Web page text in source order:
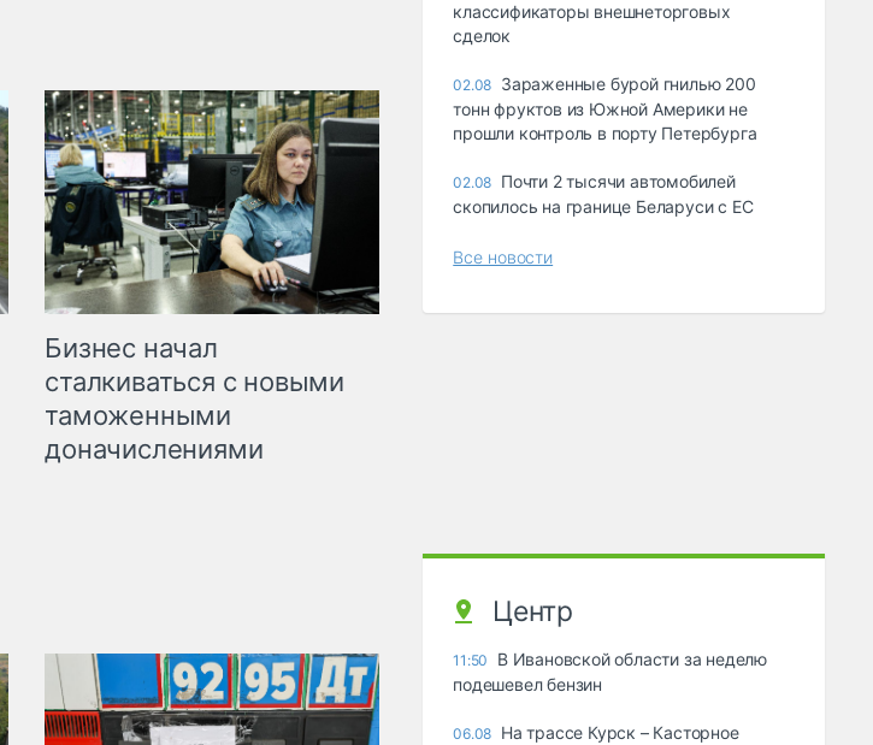
Бизнес начал
сталкиваться с новыми
таможенными
доначислениями
классификаторы внешнеторговых
сделок
02.08 Зараженные бурой гнилью 200
тонн фруктов из Южной Америки не
прошли контроль в порту Петербурга
02.08 Почти 2 тысячи автомобилей
скопилось на границе Беларуси с ЕС
Все новости
Центр
11:50
В Ивановской области за неделю
подешевел бензин
06.08 На трассе Курск – Касторное